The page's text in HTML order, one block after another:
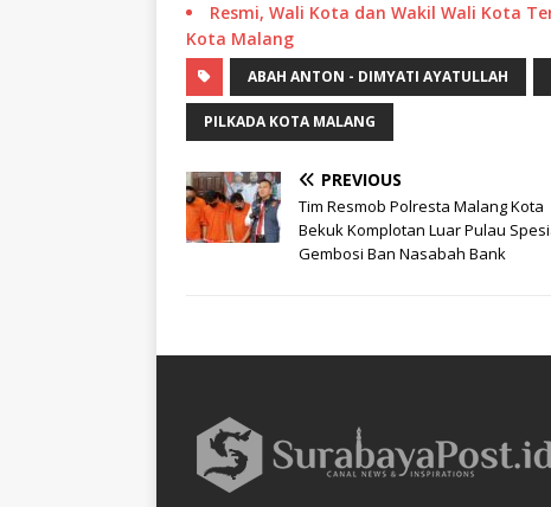
Resmi, Wali Kota dan Wakil Wali Kota
Kota Malang
ABAH ANTON - DIMYATI AYATULLAH
PILKADA KOTA MALANG
PREVIOUS
Tim Resmob Polresta Malang Kota
Bekuk Komplotan Luar Pulau
Gembosi Ban Nasabah Bank